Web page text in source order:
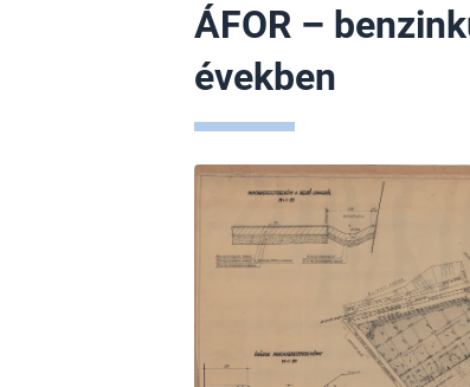
ÁFOR –
években